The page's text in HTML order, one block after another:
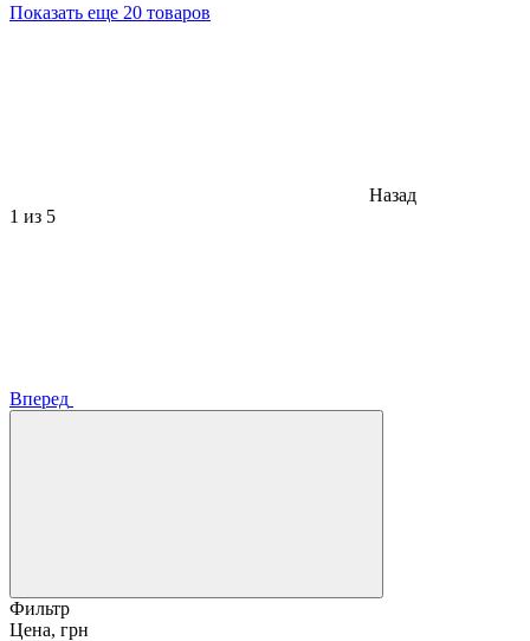
Показать еще 20 товаров
Назад
1 из 5
Вперед
Фильтр
Цена, грн